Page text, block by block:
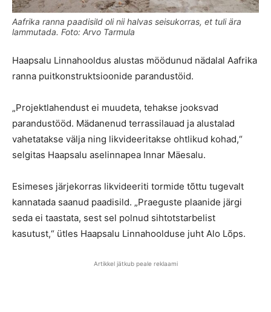
Aafrika ranna paadisild oli nii halvas seisukorras, et tuli ära
lammutada. Foto: Arvo Tarmula
Haapsalu Linnahooldus alustas möödunud nädalal Aafrika
ranna puitkonstruktsioonide parandustöid.
„Projektlahendust ei muudeta, tehakse jooksvad
parandustööd. Mädanenud terrassilauad ja alustalad
vahetatakse välja ning likvideeritakse ohtlikud kohad,“
selgitas Haapsalu aselinnapea Innar Mäesalu.
Esimeses järjekorras likvideeriti tormide tõttu tugevalt
kannatada saanud paadisild. „Praeguste plaanide järgi
seda ei taastata, sest sel polnud sihtotstarbelist
kasutust,“ ütles Haapsalu Linnahoolduse juht Alo Lõps.
Artikkel jätkub peale reklaami